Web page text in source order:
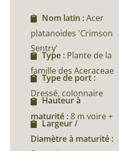
Nom latin :Acer
platanoides 'Crimson
Sentry'
Type : Plante de la
famille des Aceraceae
Type de port :
Dressé, colonnaire
Hauteur à
maturité :8 m voire +
Largeur /
Diamètre à maturité :